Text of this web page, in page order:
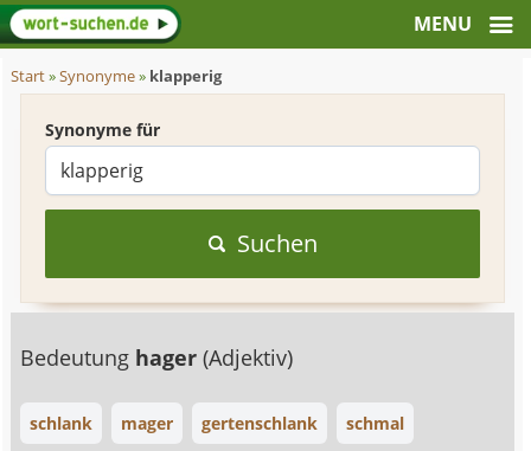
Start»Synonyme» klapperig
Synonyme für
Suchen
Bedeutung hager(Adjektiv)
schlank mager gertenschlank schmal